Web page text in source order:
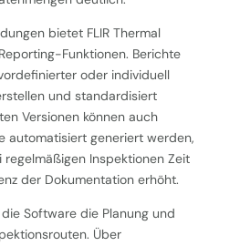
bietet FLIR Thermal
Funktionen. Berichte
oder individuell
und standardisiert
Versionen können auch
automatisiert generiert werden,
Inspektionen Zeit
der Dokumentation erhöht.
Software die Planung und
Über